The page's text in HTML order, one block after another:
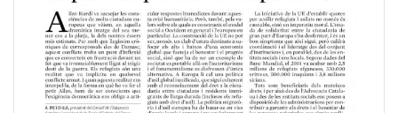
a
r
e
b
u
t